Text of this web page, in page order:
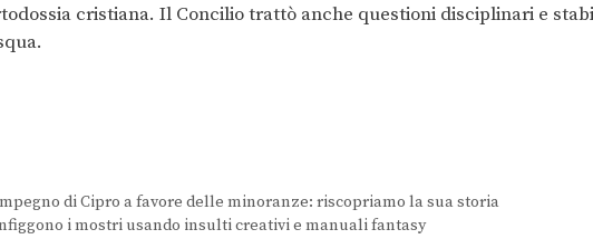
cristiana. Il Concilio trattò anche questioni disciplinari e
di Cipro a favore delle minoranze: riscopriamo la sua storia
i mostri usando insulti creativi e manuali fantasy